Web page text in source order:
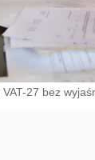
27 bez